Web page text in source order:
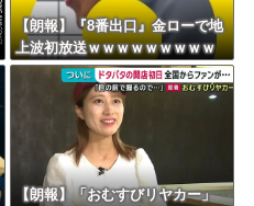
Powered by livedoor 相互RSS
【朗報】『8番出口』金ローで地
上波初放送ｗｗｗｗｗｗｗｗｗ
ｗｗｗｗ
【朗報】「おむすびリヤカー」